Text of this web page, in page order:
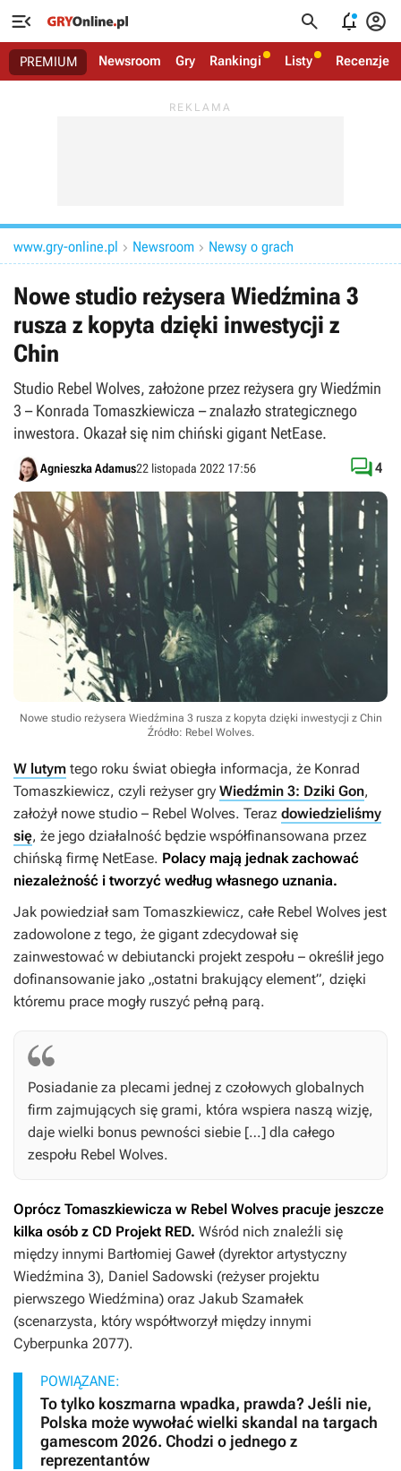
   
PREMIUM Newsroom Gry Rankingi Listy Recenzje
www.gry-online.pl  Newsroom  Newsy o grach
Nowe studio reżysera Wiedźmina 3
rusza z kopyta dzięki inwestycji z
Chin
Studio Rebel Wolves, założone przez reżysera gry Wiedźmin
3 – Konrada Tomaszkiewicza – znalazło strategicznego
inwestora. Okazał się nim chiński gigant NetEase.
Agnieszka Adamus22 listopada 2022 17:56 4
Nowe studio reżysera Wiedźmina 3 rusza z kopyta dzięki inwestycji z Chin
Źródło: Rebel Wolves.
W lutym tego roku świat obiegła informacja, że Konrad
Tomaszkiewicz, czyli reżyser gry Wiedźmin 3: Dziki Gon,
założył nowe studio – Rebel Wolves. Teraz dowiedzieliśmy
się, że jego działalność będzie współfinansowana przez
chińską firmę NetEase. Polacy mają jednak zachować
niezależność i tworzyć według własnego uznania.
Jak powiedział sam Tomaszkiewicz, całe Rebel Wolves jest
zadowolone z tego, że gigant zdecydował się
zainwestować w debiutancki projekt zespołu – określił jego
dofinansowanie jako „ostatni brakujący element”, dzięki
któremu prace mogły ruszyć pełną parą.
Posiadanie za plecami jednej z czołowych globalnych
firm zajmujących się grami, która wspiera naszą wizję,
daje wielki bonus pewności siebie […] dla całego
zespołu Rebel Wolves.
Oprócz Tomaszkiewicza w Rebel Wolves pracuje jeszcze
kilka osób z CD Projekt RED. Wśród nich znaleźli się
między innymi Bartłomiej Gaweł (dyrektor artystyczny
Wiedźmina 3), Daniel Sadowski (reżyser projektu
pierwszego Wiedźmina) oraz Jakub Szamałek
(scenarzysta, który współtworzył między innymi
Cyberpunka 2077).
POWIĄZANE:
To tylko koszmarna wpadka, prawda? Jeśli nie,
Polska może wywołać wielki skandal na targach
gamescom 2026. Chodzi o jednego z
reprezentantów